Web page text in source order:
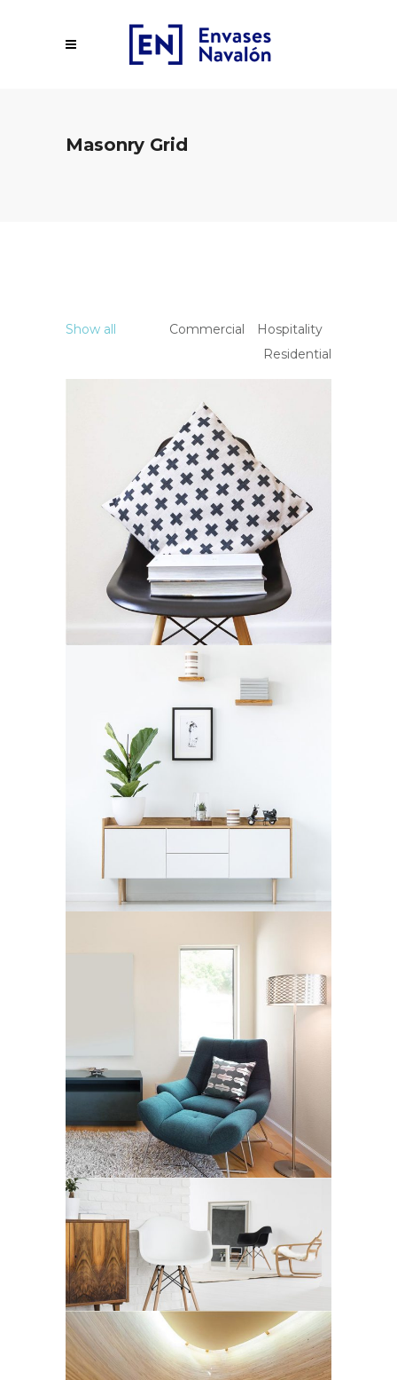
Masonry Grid
Show all Commercial
Hospitality
Residential